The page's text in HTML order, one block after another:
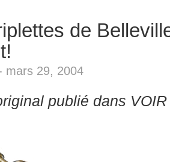
de
mars 29, 2004
publié dans